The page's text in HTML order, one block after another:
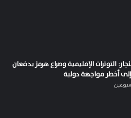
التوترات الإقليمية وصراع هرمز يدفعان
إلى أخطر مواجهة دولية